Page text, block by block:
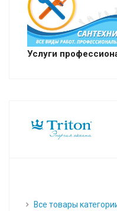
Услуги
Все товары